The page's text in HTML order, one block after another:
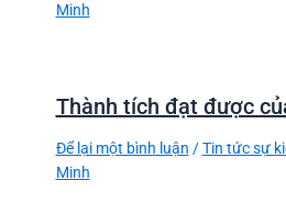
Minh
Thành tích đạt được
Để lại một bình luận /Tin tức sự
Minh